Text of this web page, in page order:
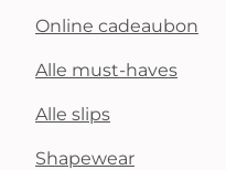
Online cadeaubon
Alle must-haves
Alle slips
Shapewear